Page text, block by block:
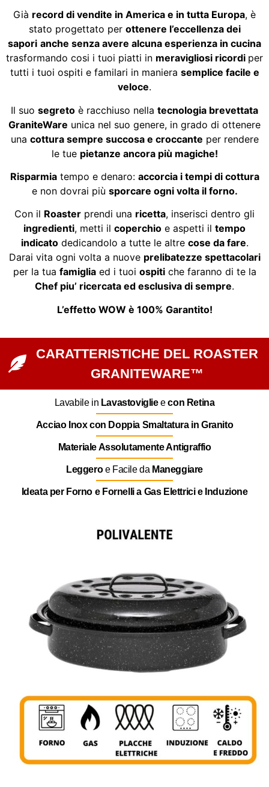
Già record di vendite in America e in tutta Europa, è
stato progettato per ottenere l’eccellenza dei
sapori anche senza avere alcuna esperienza in cucina
trasformando cosi i tuoi piatti in meravigliosi ricordi per
tutti i tuoi ospiti e familari in maniera semplice facile e
veloce.
Il suo segreto è racchiuso nella tecnologia brevettata
GraniteWare unica nel suo genere, in grado di ottenere
una cottura sempre succosa e croccante per rendere
le tue pietanze ancora più magiche!
Risparmiatempo e denaro: accorcia i tempi di cottura
e non dovrai più sporcare ogni volta il forno.
Con il Roaster prendi una ricetta, inserisci dentro gli
ingredienti, metti il coperchio e aspetti il tempo
indicatodedicandolo a tutte le altre cose da fare.
Darai vita ogni volta a nuove prelibatezze spettacolari
per la tua famigliaed i tuoi ospitiche faranno di te la
Chef piu’ ricercata ed esclusiva di sempre.
L’effetto WOW è 100% Garantito!
CARATTERISTICHE DEL ROASTER
GRANITEWARE™
Lavabile in Lavastoviglieecon Retina
Acciao Inox con Doppia Smaltatura in Granito
Materiale Assolutamente Antigraffio
Leggeroe Facile da Maneggiare
Ideata per Forno e Fornelli a Gas Elettrici e Induzione